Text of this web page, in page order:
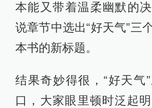
本能又带着温柔幽默的
说章节中选出“好天气”三
本书的新标题。
结果奇妙得很，“好天气
口，大家眼里顿时泛起